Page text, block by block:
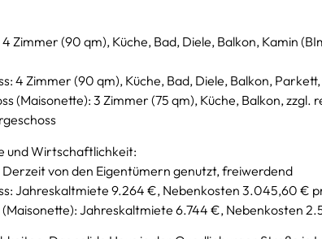
Zimmer (90 qm), Küche, Bad, Diele, Balkon, Kamin
4 Zimmer (90 qm), Küche, Bad, Diele, Balkon,
(Maisonette): 3 Zimmer (75 qm), Küche, Balkon, zzgl.
und Wirtschaftlichkeit:
von den Eigentümern genutzt, freiwerdend
Jahreskaltmiete 9.264 €, Nebenkosten 3.045,60 €
(Maisonette): Jahreskaltmiete 6.744 €, Nebenkosten